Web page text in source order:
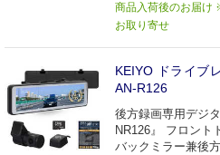
商品入荷後のお届け
お取り寄せ
KEIYO ドライブ
AN-R126
後方録画専用デジ
NR126』 フロント
バックミラー兼後